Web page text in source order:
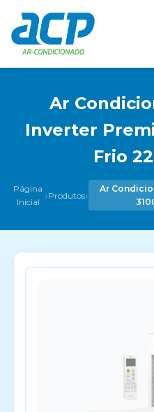
Ar
Inverter
Frio
Página
Inicial ›Produtos›
Ar